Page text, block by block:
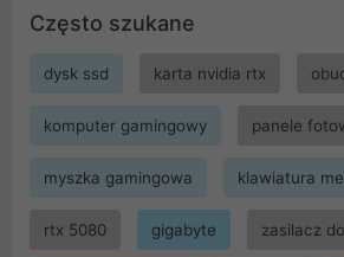
Często szukane
dysk ssd karta nvidia rtx
komputer gamingowy panele
myszka gamingowa klawiatura
rtx 5080 gigabyte zasilacz